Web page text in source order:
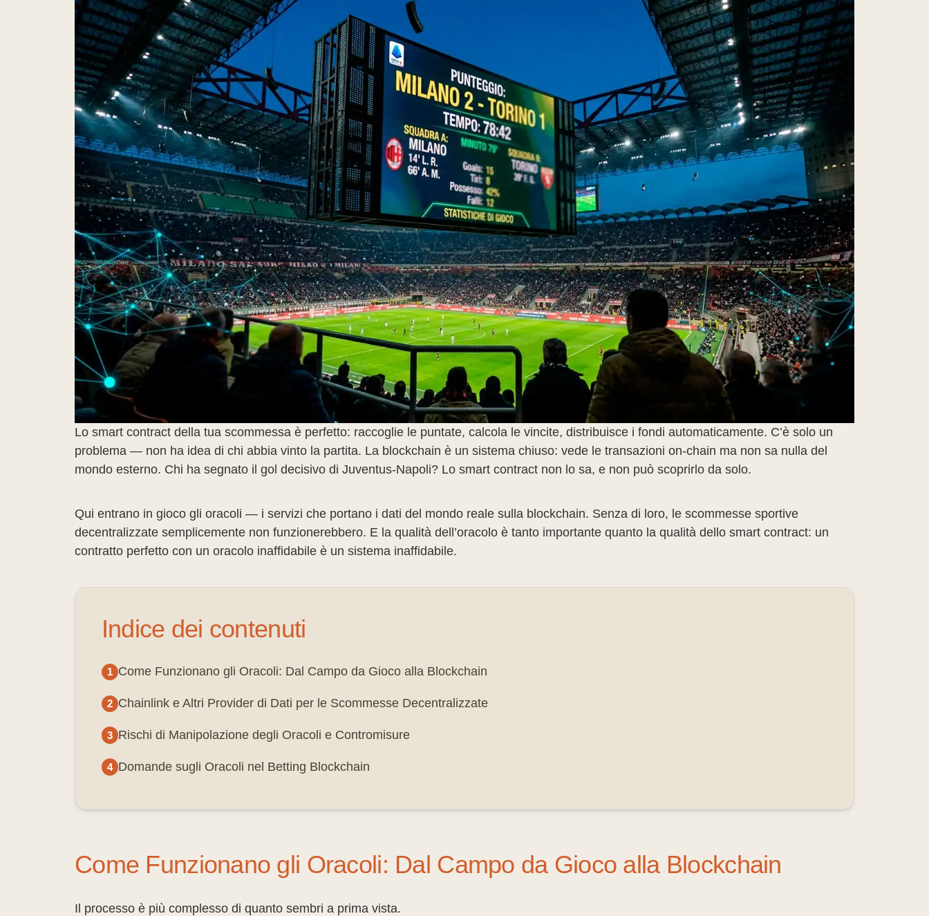
Lo smart contract della tua scommessa è perfetto: raccoglie le puntate, calcola le vincite, distribuisce i fondi automaticamente. C’è solo un
problema — non ha idea di chi abbia vinto la partita. La blockchain è un sistema chiuso: vede le transazioni on-chain ma non sa nulla del
mondo esterno. Chi ha segnato il gol decisivo di Juventus-Napoli? Lo smart contract non lo sa, e non può scoprirlo da solo.
Qui entrano in gioco gli oracoli — i servizi che portano i dati del mondo reale sulla blockchain. Senza di loro, le scommesse sportive
decentralizzate semplicemente non funzionerebbero. E la qualità dell’oracolo è tanto importante quanto la qualità dello smart contract: un
contratto perfetto con un oracolo inaffidabile è un sistema inaffidabile.
Indice dei contenuti
Come Funzionano gli Oracoli: Dal Campo da Gioco alla Blockchain
Chainlink e Altri Provider di Dati per le Scommesse Decentralizzate
Rischi di Manipolazione degli Oracoli e Contromisure
Domande sugli Oracoli nel Betting Blockchain
Come Funzionano gli Oracoli: Dal Campo da Gioco alla Blockchain
Il processo è più complesso di quanto sembri a prima vista.